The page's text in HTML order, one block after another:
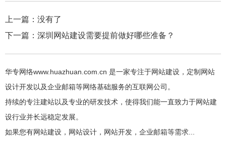
上一篇： 没有了
下一篇： 深圳网站建设需要提前做好哪些准备？
华专网络www.huazhuan.com.cn 是一家专注于网站建设，定制网站
设计开发以及企业邮箱等网络基础服务的互联网公司。
持续的专注建站以及专业的研发技术，使得我们能一直致力于网站建
设行业并长远稳定发展。
如果您有网站建设，网站设计，网站开发，企业邮箱等需求...